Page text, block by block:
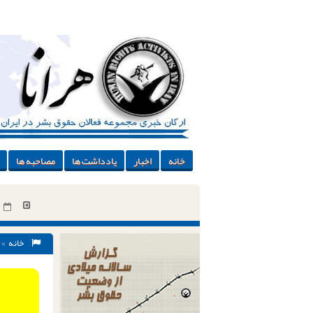
خانه اخبار یادداشت ها مصاحبه ها
خانه >